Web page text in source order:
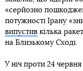
«серйозно
потужності Ірану
випустив кілька
на Близькому Сході.
У ніч проти 24